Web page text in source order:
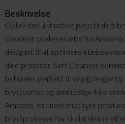
Beskrivelse
Oplev den ultimative pleje til dine
Cleanser protesesæbe fra
designet til at optimere
dine proteser. Soft Cleanser
beholder, perfekt til daglig
brystvorter og almindelige ikke
Amoena, en anerkendt tysk
brystproteser, har skabt denne